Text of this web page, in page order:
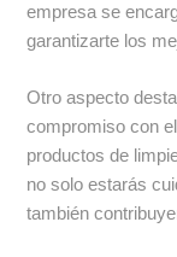
empresa se
garantizarte los
Otro aspecto
compromiso con
productos de
no solo estarás
también